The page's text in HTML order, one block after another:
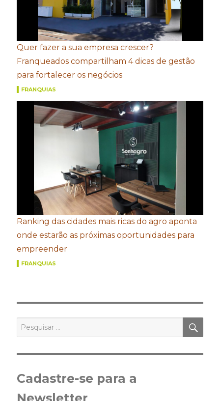
Quer fazer a sua empresa crescer?
Franqueados compartilham 4 dicas de gestão
para fortalecer os negócios
FRANQUIAS
Ranking das cidades mais ricas do agro aponta
onde estarão as próximas oportunidades para
empreender
FRANQUIAS
por:
Cadastre-se para a
Newsletter